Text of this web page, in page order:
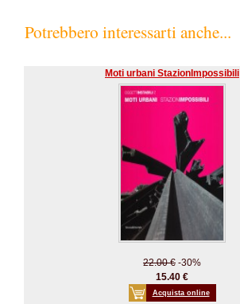
Potrebbero interessarti anche...
Moti urbani StazionImpossibili
22.00 € -30%
15.40 €
Acquista online